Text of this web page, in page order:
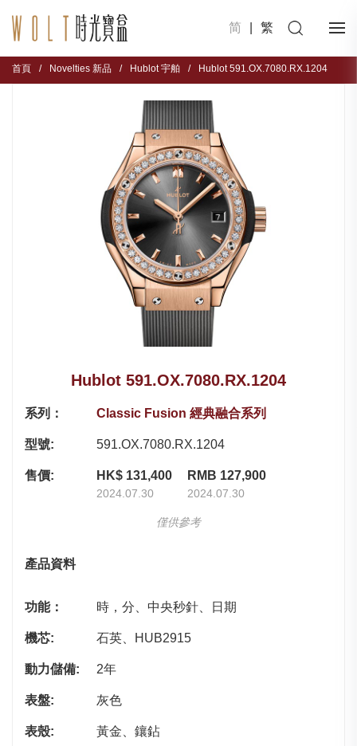
简 繁
首頁 / Novelties 新品 / Hublot 宇舶 / Hublot 591.OX.7080.RX.1204
Hublot 591.OX.7080.RX.1204
系列： Classic Fusion 經典融合系列
型號: 591.OX.7080.RX.1204
售價: HK$ 131,400
2024.07.30
RMB 127,900
2024.07.30
僅供參考
產品資料
功能： 時，分、中央秒針、日期
機芯: 石英、HUB2915
動力儲備: 2年
表盤: 灰色
表殼: 黃金、鑲鉆